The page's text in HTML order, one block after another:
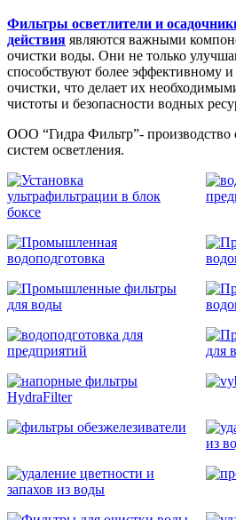
Фильтры осветлители и
действия являются важными
очистки воды. Они не только
способствуют более эффективному
очистки, что делает их
чистоты и безопасности водных
ООО “Гидра Фильтр”- производство
систем осветления.